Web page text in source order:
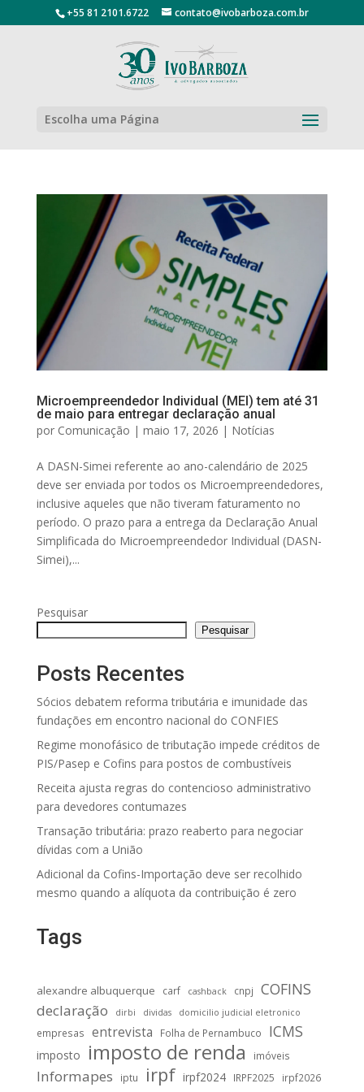
+55 81 2101.6722 contato@ivobarboza.com.br
Escolha uma Página
Microempreendedor Individual (MEI) tem até 31
de maio para entregar declaração anual
por Comunicação | maio 17, 2026 | Notícias
A DASN-Simei referente ao ano-calendário de 2025
deve ser enviada por todos os Microempreendedores,
inclusive aqueles que não tiveram faturamento no
período. O prazo para a entrega da Declaração Anual
Simplificada do Microempreendedor Individual (DASN-
Simei),...
Pesquisar
Pesquisar
Posts Recentes
Sócios debatem reforma tributária e imunidade das
fundações em encontro nacional do CONFIES
Regime monofásico de tributação impede créditos de
PIS/Pasep e Cofins para postos de combustíveis
Receita ajusta regras do contencioso administrativo
para devedores contumazes
Transação tributária: prazo reaberto para negociar
dívidas com a União
Adicional da Cofins-Importação deve ser recolhido
mesmo quando a alíquota da contribuição é zero
Tags
alexandre albuquerque carf cashback cnpj COFINS
declaração dirbi dividas domicilio judicial eletronico
empresas entrevista Folha de Pernambuco ICMS
imposto imposto de renda imóveis
Informapes iptu irpf irpf2024 IRPF2025
irpf2026